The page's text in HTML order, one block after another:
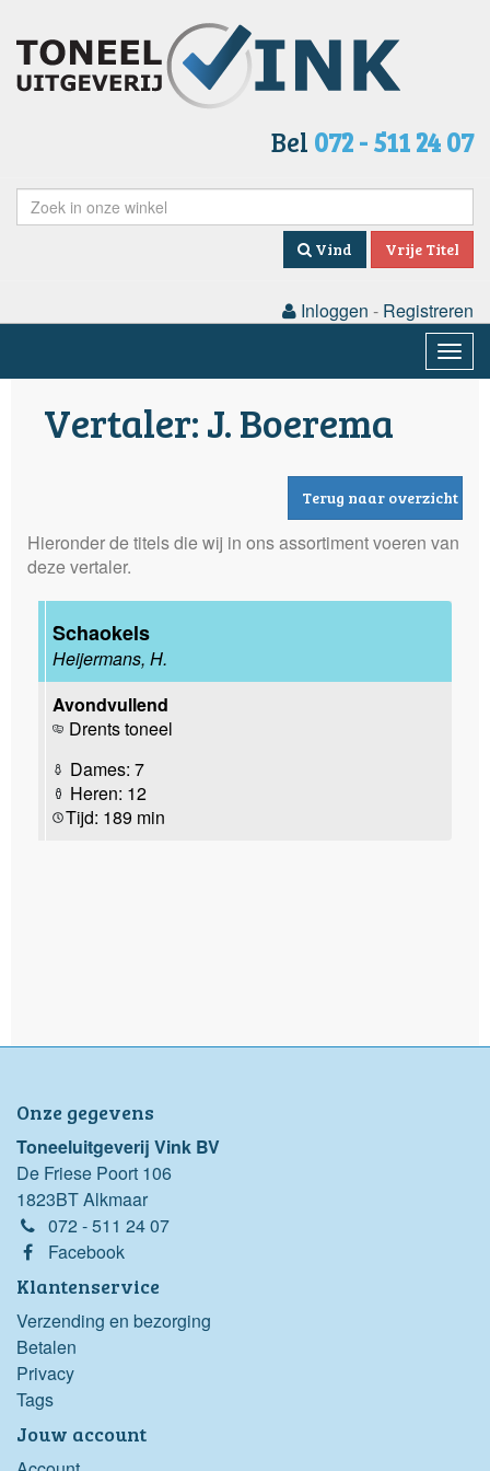
Bel 072 - 511 24 07
Vind Vrije Titel
Inloggen - Registreren
Vertaler: J. Boerema
Terug naar overzicht
Hieronder de titels die wij in ons assortiment voeren van
deze vertaler.
Schaokels
Heijermans, H.
Avondvullend
Drents toneel
Dames: 7
Heren: 12
Tijd: 189 min
Onze gegevens
Toneeluitgeverij Vink BV
De Friese Poort 106
1823BT Alkmaar
072 - 511 24 07
Facebook
Klantenservice
Verzending en bezorging
Betalen
Privacy
Tags
Jouw account